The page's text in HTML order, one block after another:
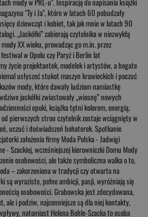
"Ty i Ja", które w latach 60 pobudzały
dziewcząt i kobiet, tak jak mnie w latach 90
„Jaskółki” zabierają czytelnika w niezwykłą
XX wieku, prowadząc go m.in. przez
w Opolu czy Paryż i Berlin lat
życie projektantek, modelek i artystów, a bogate
usłyszeć stukot maszyn krawieckich i poczuć
mody, które dawały ludziom namiastkę
jaskółki zwiastowały „wiosnę” nowych
epoki, książka tętni kolorem, energią,
pierwszych stron czytelnik zostaje wciągnięty w
uczuć i doświadczeń bohaterek. Spotkanie
założenia firmy Moda Polska - Jadwigi
- Szackiej, wcześniejszej kierowniczki Domu Mody
osobowości, ale także symboliczna walka o to,
– zakorzeniona w tradycji czy otwarta na
są wyraziste, pełne ambicji, pasji, wyróżniają się
osobowości. Grabowska jest zdecydowana,
ale i podziw, najcenniejsze są dla niej kontakty,
natomiast Helena Bohle-Szacka to osoba